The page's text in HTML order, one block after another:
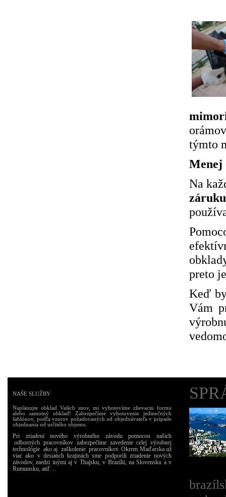
týmto
Menej
Na
záruku
preto
Keď
Vám
NAŠE SLUŽBY
Naplánujte obklad Vašich snov, mi vyhotovíme zlievaciu formu
alebo samotný obklad! Zabezpečíme vyhotovenie jedinečných
šablónov, podľa vzorov požadovaných od objednávateľa v prípade
objednania od určitého objemu.
Pri zriadení nového výrobného závodu pomocou našich
odborných pracovníkov zabezpečíme zavedenie celej výrobnej
technológie ako aj zaškolenie pracovníkov. Okrem Maďarska už
viac ako v desiatich krajinách sme podporili zriadenie nových
závodov, medzi inými aj v Thajsku, v Brazílii, na Slovensku a v
Rumunsku, atď…